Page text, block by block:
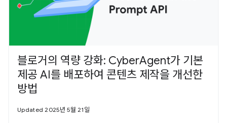
블로거의 역량 강화: CyberAgent가 기본
제공 AI를 배포하여 콘텐츠 제작을 개선한
방법
Updated 2025년 5월 21일